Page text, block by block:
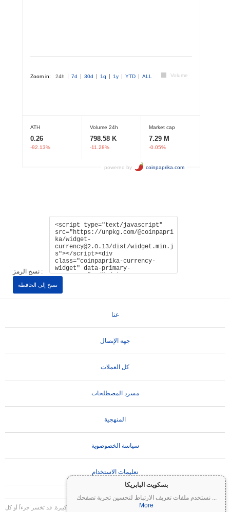
بسكويت البابريكا
نستخدم ملفات تعريف الارتباط لتحسين تجربة تصفحك ...
More
نسخ الرمز :
نسخ إلى الحافظة
عنا
جهة الإتصال
كل العملات
مسرد المصطلحات
المنهجية
سياسة الخصوصوية
تعليمات الاستخدام
العملات المشفرة شديدة التقلب وتنطوي على مخاطر كبيرة. قد تخسر جزءاً أو كل